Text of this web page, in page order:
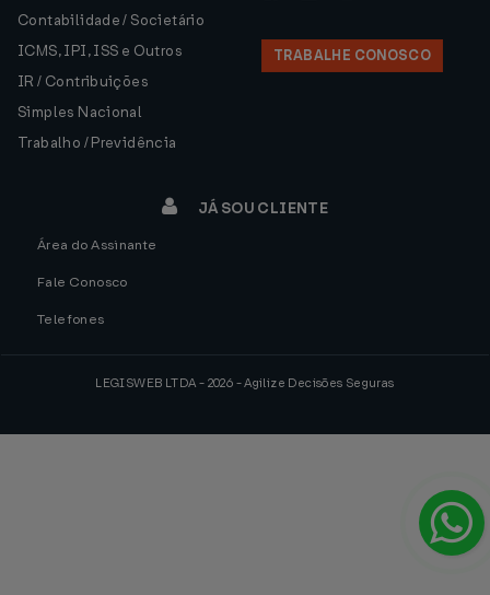
Contabilidade / Societário
ICMS, IPI, ISS e Outros
IR / Contribuições
Simples Nacional
Trabalho / Previdência
TRABALHE CONOSCO
JÁ SOU CLIENTE
Área do Assinante
Fale Conosco
Telefones
LEGISWEB LTDA - 2026 - Agilize Decisões Seguras